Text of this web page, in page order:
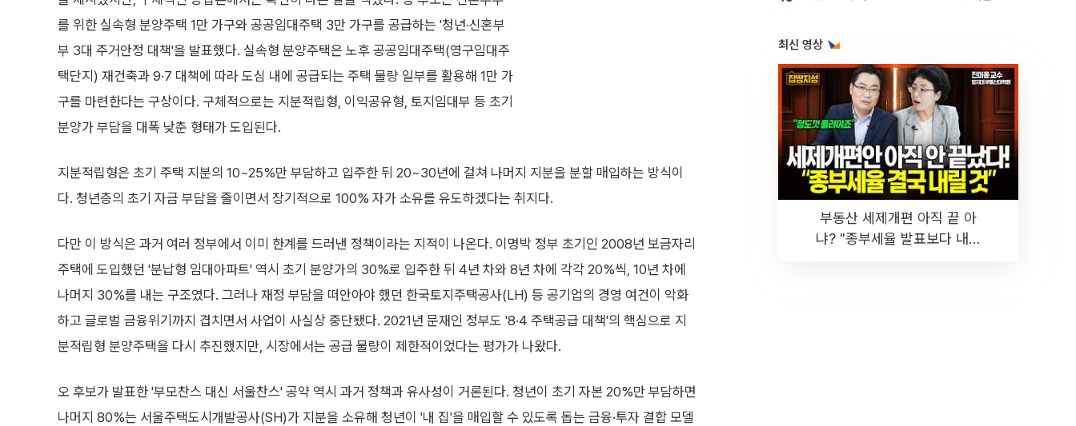
를 위한 실속형 분양주택 1만 가구와 공공임대주택 3만 가구를 공급하는 '청년·신혼부
부 3대 주거안정 대책'을 발표했다. 실속형 분양주택은 노후 공공임대주택(영구임대주
택단지) 재건축과 9·7 대책에 따라 도심 내에 공급되는 주택 물량 일부를 활용해 1만 가
구를 마련한다는 구상이다. 구체적으로는 지분적립형, 이익공유형, 토지임대부 등 초기
분양가 부담을 대폭 낮춘 형태가 도입된다.
지분적립형은 초기 주택 지분의 10~25%만 부담하고 입주한 뒤 20~30년에 걸쳐 나머지 지분을 분할 매입하는 방식이
다. 청년층의 초기 자금 부담을 줄이면서 장기적으로 100% 자가 소유를 유도하겠다는 취지다.
다만 이 방식은 과거 여러 정부에서 이미 한계를 드러낸 정책이라는 지적이 나온다. 이명박 정부 초기인 2008년 보금자리
주택에 도입했던 '분납형 임대아파트' 역시 초기 분양가의 30%로 입주한 뒤 4년 차와 8년 차에 각각 20%씩, 10년 차에
나머지 30%를 내는 구조였다. 그러나 재정 부담을 떠안아야 했던 한국토지주택공사(LH) 등 공기업의 경영 여건이 악화
하고 글로벌 금융위기까지 겹치면서 사업이 사실상 중단됐다. 2021년 문재인 정부도 '8·4 주택공급 대책'의 핵심으로 지
분적립형 분양주택을 다시 추진했지만, 시장에서는 공급 물량이 제한적이었다는 평가가 나왔다.
오 후보가 발표한 '부모찬스 대신 서울찬스' 공약 역시 과거 정책과 유사성이 거론된다. 청년이 초기 자본 20%만 부담하면
나머지 80%는 서울주택도시개발공사(SH)가 지분을 소유해 청년이 '내 집'을 매입할 수 있도록 돕는 금융·투자 결합 모델
최신 영상
부동산 세제개편 아직 끝 아
냐? "종부세율 발표보다 내릴